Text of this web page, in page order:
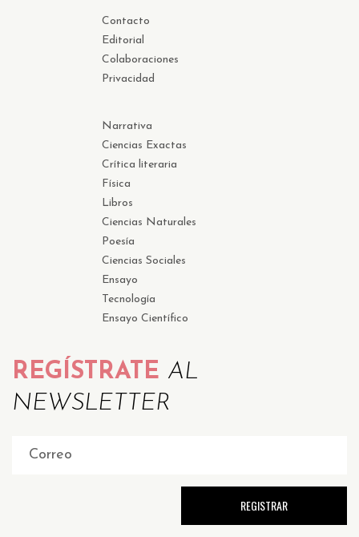
Contacto
Editorial
Colaboraciones
Privacidad
Narrativa
Ciencias Exactas
Crítica literaria
Física
Libros
Ciencias Naturales
Poesía
Ciencias Sociales
Ensayo
Tecnología
Ensayo Científico
REGÍSTRATE AL
NEWSLETTER